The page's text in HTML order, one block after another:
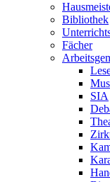
Bibliothek
Fächer
SIA